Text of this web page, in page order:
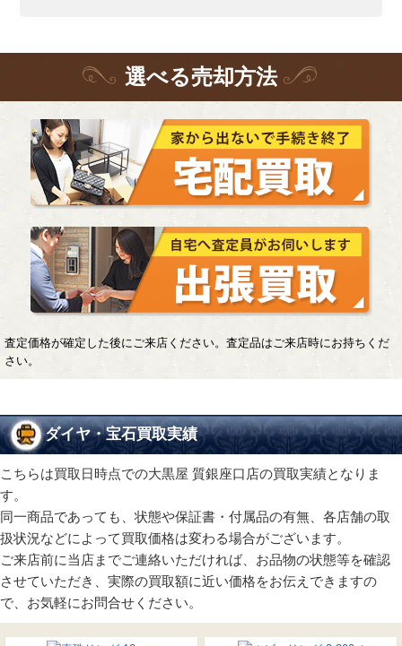
選べる売却方法
査定価格が確定した後にご来店ください。査定品はご来店時にお持ちくだ
さい。
ダイヤ・宝石買取実績
こちらは買取日時点での大黒屋 質銀座口店の買取実績となりま
す。
同一商品であっても、状態や保証書・付属品の有無、各店舗の取
扱状況などによって買取価格は変わる場合がございます。
ご来店前に当店までご連絡いただければ、お品物の状態等を確認
させていただき、実際の買取額に近い価格をお伝えできますの
で、お気軽にお問合せください。